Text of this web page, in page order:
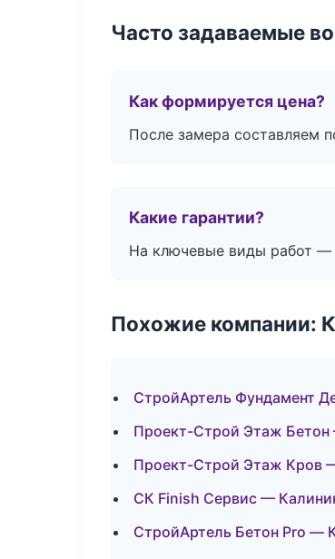
Часто задаваемые
Как формируется цена?
После замера составляем
Какие гарантии?
На ключевые виды работ —
Похожие компании:
СтройАртель Фундамент
Проект-Строй Этаж Бетон
Проект-Строй Этаж Кров
СК Finish Сервис —
СтройАртель Бетон Pro —